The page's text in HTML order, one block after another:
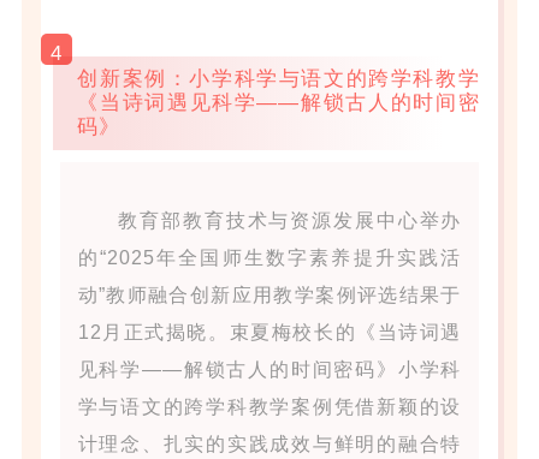
4
创新案例：小学科学与语文的跨学科教学
《当诗词遇见科学——解锁古人的时间密
码》
教育部教育技术与资源发展中心举办
的“2025年全国师生数字素养提升实践活
动”教师融合创新应用教学案例评选结果于
12月正式揭晓。束夏梅校长的《当诗词遇
见科学——解锁古人的时间密码》小学科
学与语文的跨学科教学案例凭借新颖的设
计理念、扎实的实践成效与鲜明的融合特